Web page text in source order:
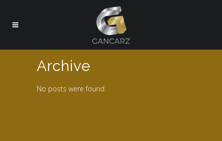
Archive
No posts were found.